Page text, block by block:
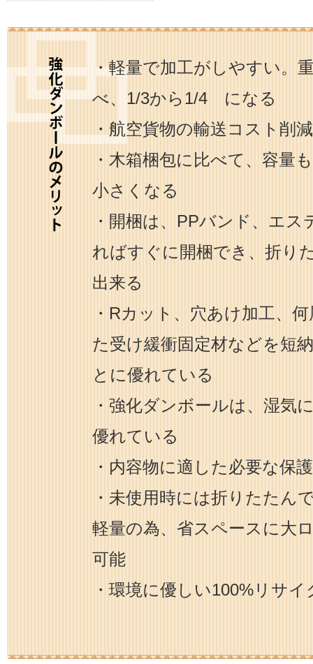
・軽量で加工がしやすい。
べ、1/3から1/4 になる
・航空貨物の輸送コスト削
・木箱梱包に比べて、容量
小さくなる
・開梱は、PPバンド、エ
ればすぐに開梱でき、折り
出来る
・Rカット、穴あけ加工、
た受け緩衝固定材などを短
とに優れている
・強化ダンボールは、湿気
優れている
・内容物に適した必要な保
・未使用時には折りたたん
軽量の為、省スペースに大
可能
・環境に優しい100%リサ